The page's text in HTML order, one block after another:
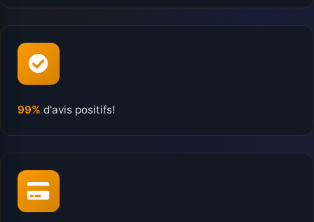
99% d'avis positifs!